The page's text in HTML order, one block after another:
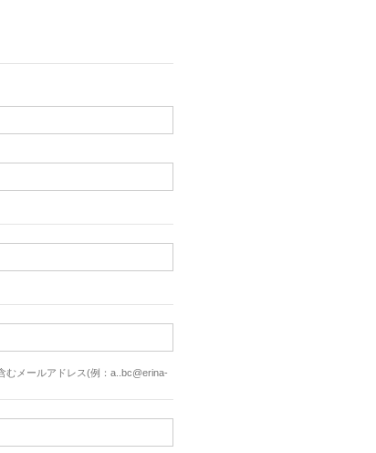
むメールアドレス(例：a..bc@erina-